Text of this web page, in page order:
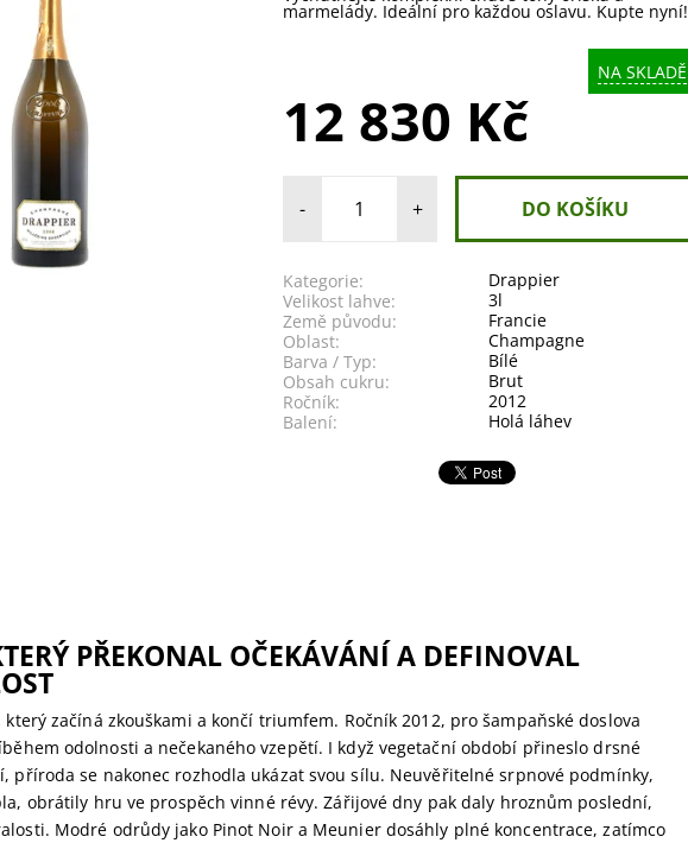
marmelády. Ideální pro každou oslavu. Kupte nyní!
NA SKLADĚ
12 830 Kč
- +
Kategorie:
Drappier
Velikost lahve:
3l
Země původu:
Francie
Oblast:
Champagne
Barva / Typ:
Bílé
Obsah cukru:
Brut
Ročník:
2012
Balení:
Holá láhev
PŘEKONAL OČEKÁVÁNÍ A DEFINOVAL
který začíná zkouškami a končí triumfem. Ročník 2012, pro šampaňské doslova
odolnosti a nečekaného vzepětí. I když vegetační období přineslo drsné
příroda se nakonec rozhodla ukázat svou sílu. Neuvěřitelné srpnové podmínky,
obrátily hru ve prospěch vinné révy. Zářijové dny pak daly hroznům poslední,
Modré odrůdy jako Pinot Noir a Meunier dosáhly plné koncentrace, zatímco